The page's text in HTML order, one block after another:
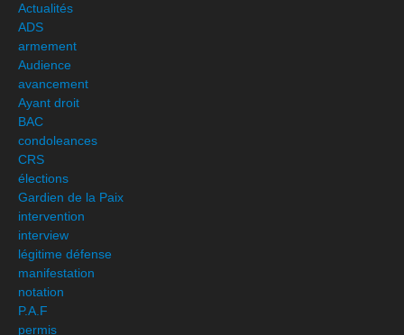
Actualités
ADS
armement
Audience
avancement
Ayant droit
BAC
condoleances
CRS
élections
Gardien de la Paix
intervention
interview
légitime défense
manifestation
notation
P.A.F
permis